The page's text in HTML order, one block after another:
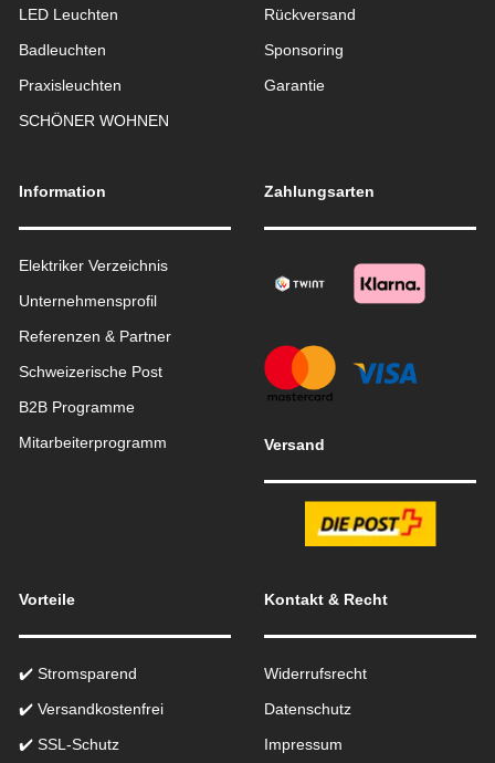
LED Leuchten
Badleuchten
Praxisleuchten
SCHÖNER WOHNEN
Rückversand
Sponsoring
Garantie
Information
Elektriker Verzeichnis
Unternehmensprofil
Referenzen & Partner
Schweizerische Post
B2B Programme
Mitarbeiterprogramm
Zahlungsarten
Versand
Vorteile
✔️ Stromsparend
✔️ Versandkostenfrei
✔️ SSL-Schutz
Kontakt & Recht
Widerrufsrecht
Datenschutz
Impressum